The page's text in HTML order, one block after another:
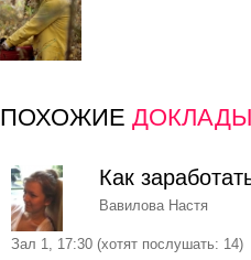
ПОХОЖИЕ ДОКЛАДЫ
Как
Вавилова Настя
Зал 1, 17:30 (хотят послушать: 14)